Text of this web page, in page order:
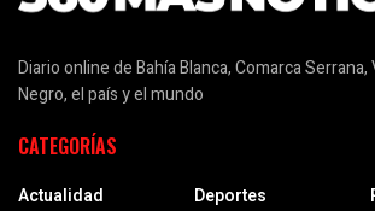
Diario online de Bahía Blanca, Comarca Serrana,
Negro, el país y el mundo
CATEGORÍAS
Actualidad
Deportes